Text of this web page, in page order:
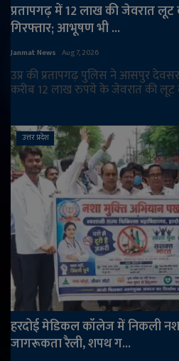
प्रतापगढ़ में 12 लाख की जेवरात
गिरफ्तार; आभूषण भी ...
Janmat News Aug 7, 2026
उप्र की प्रतापगढ़ पुलिस ने आसपुर
करीब 12 लाख रुपये के जेवरात की लूट
उत्तर प्रदेश
हरदोई मेडिकल कॉलेज में निकली
जागरूकता रैली, शपथ ग...